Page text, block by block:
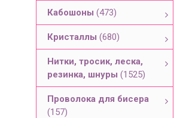
Кабошоны (473)
Кристаллы (680)
Нитки, тросик, леска,
резинка, шнуры (1525)
Проволока для бисера
(157)